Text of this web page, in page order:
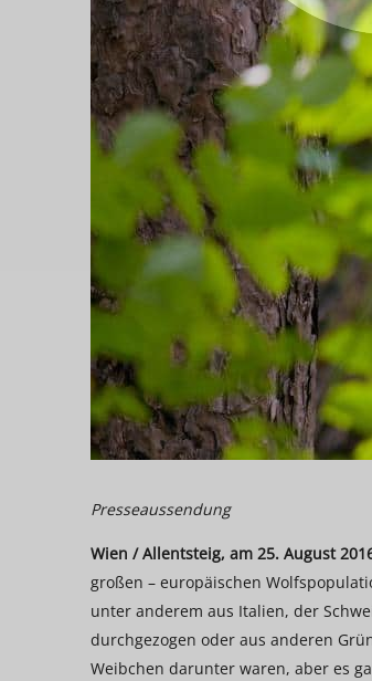
Presseaussendung
Wien / Allentsteig, am 25. August
großen – europäischen
unter anderem aus Italien, der
durchgezogen oder aus anderen
Weibchen darunter waren, aber es